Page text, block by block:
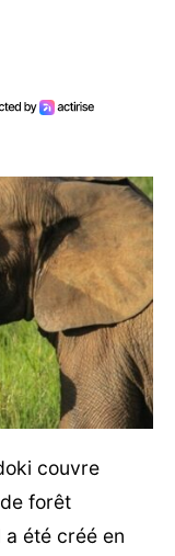
couvre
forêt
été créé en